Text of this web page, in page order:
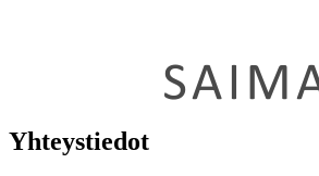
Yhteystiedot